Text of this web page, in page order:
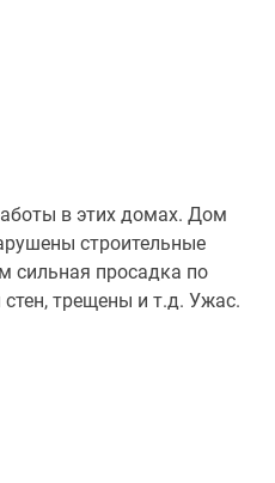
в этих домах. Дом
строительные
сильная просадка по
трещены и т.д. Ужас.